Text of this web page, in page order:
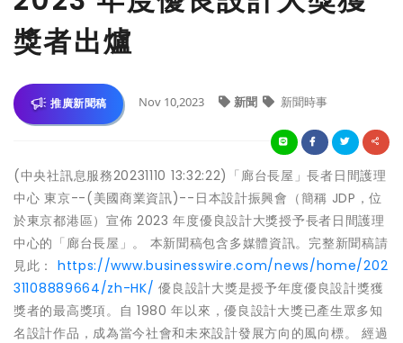
獎者出爐
推廣新聞稿 Nov 10,2023 新聞 新聞時事
(中央社訊息服務20231110 13:32:22)「廊台長屋」長者日間護理
中心 東京--(美國商業資訊)--日本設計振興會（簡稱 JDP，位
於東京都港區）宣佈 2023 年度優良設計大獎授予長者日間護理
中心的「廊台長屋」。 本新聞稿包含多媒體資訊。完整新聞稿請
見此： https://www.businesswire.com/news/home/202
31108889664/zh-HK/ 優良設計大獎是授予年度優良設計獎獲
獎者的最高獎項。自 1980 年以來，優良設計大獎已產生眾多知
名設計作品，成為當今社會和未來設計發展方向的風向標。 經過